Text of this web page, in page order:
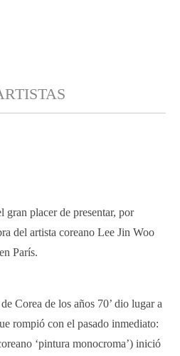
gran placer de presentar, por
del artista coreano Lee Jin Woo
París.
Corea de los años 70’ dio lugar a
rompió con el pasado inmediato:
‘pintura monocroma’) inició